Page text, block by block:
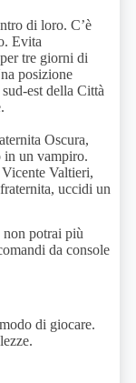
di loro. C’è
Evita
tre giorni di
posizione
est della Città
Oscura,
in un vampiro.
Valtieri,
uccidi un
potrai più
da console
di giocare.